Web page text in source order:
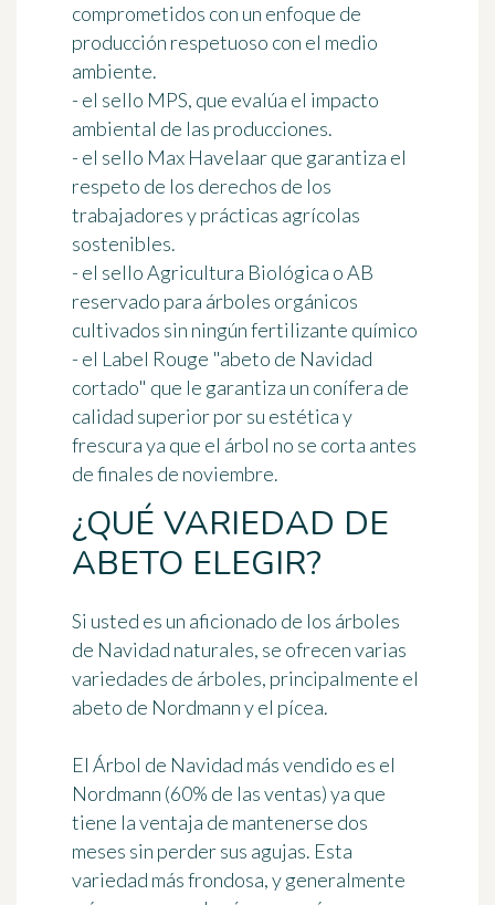
comprometidos con un enfoque de
producción respetuoso con el medio
ambiente.
- el sello MPS, que evalúa el impacto
ambiental de las producciones.
- el sello Max Havelaar que garantiza el
respeto de los derechos de los
trabajadores y prácticas agrícolas
sostenibles.
- el sello Agricultura Biológica o AB
reservado para árboles orgánicos
cultivados sin ningún fertilizante químico
- el Label Rouge "abeto de Navidad
cortado" que le garantiza un conífera de
calidad superior por su estética y
frescura ya que el árbol no se corta antes
de finales de noviembre.
¿QUÉ VARIEDAD DE
ABETO ELEGIR?
Si usted es un aficionado de los árboles
de Navidad naturales, se ofrecen varias
variedades de árboles, principalmente el
abeto de Nordmannyel pícea.
El Árbol de Navidad más vendido es el
Nordmann (60% de las ventas) ya que
tiene la ventaja de mantenerse dos
meses sin perder sus agujas. Esta
variedad más frondosa, y generalmente